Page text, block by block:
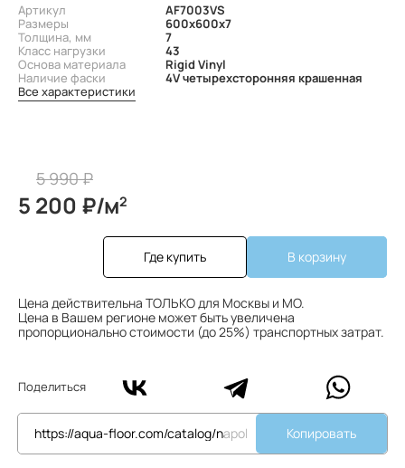
Артикул
AF7003VS
Размеры
600x600x7
Толщина, мм
7
Класс нагрузки
43
Основа материала
Rigid Vinyl
Наличие фаски
4V четырехсторонняя крашенная
Все характеристики
5 990 ₽
5 200 ₽/м2
Где купить В корзину
Цена действительна ТОЛЬКО для Москвы и МО.
Цена в Вашем регионе может быть увеличена
пропорционально стоимости (до 25%) транспортных затрат.
Поделиться
Копировать